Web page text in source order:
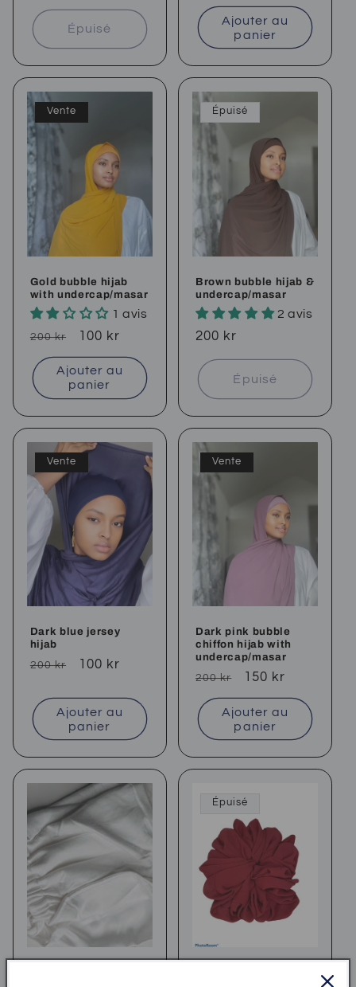
habituelsoldé
Épuisé
Ajouter au
panier
Vente
Gold bubble hijab
with undercap/masar
1 avis
Prix
habituel
200 kr
Prix
soldé
100 kr
Ajouter au
panier
Épuisé
Brown bubble hijab &
undercap/masar
2 avis
Prix
200 kr
Épuisé
Vente
Dark blue jersey
hijab
Prix
200 kr
Prix
100 kr
Ajouter au
panier
Vente
Dark pink bubble
chiffon hijab with
undercap/masar
Prix
habituel
200 kr
Prix
soldé
150 kr
Ajouter au
panier
Épuisé